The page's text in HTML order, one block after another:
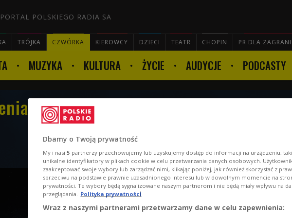
PORTAL POLSKIEGO RADIA SA
TRÓJKA CZWÓRKA KIEROWCY DZIECI TEATR CHOPIN PR DLA

MUZYKA KULTURA ŻYCIE AUDYCJE PODCASTY
17 czerwca godz. 22:01
Dbamy o Twoją prywatność
My i nasi 5 partnerzy przechowujemy lub uzyskujemy dostęp do informacji na urządzeniu,
unikalne identyfikatory w plikach cookie w celu przetwarzania danych osobowych.
zaakceptować swoje wybory lub zarządzać nimi, klikając poniżej, jak również skorzystać z
sprzeciwu na podstawie prawnie uzasadnionego interesu lub w dowolnym momencie na
prywatności. Te wybory będą sygnalizowane naszym partnerom i nie będą miały wpływu na
przeglądania.
Polityka prywatności
Wraz z naszymi partnerami przetwarzamy dane w celu zapewnienia: